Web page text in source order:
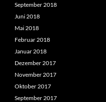
September 2018
Juni 2018
Mai 2018
Februar 2018
Januar 2018
Dezember 2017
November 2017
Oktober 2017
September 2017